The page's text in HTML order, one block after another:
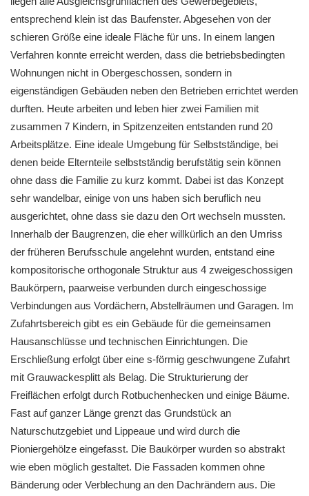
entsprechend klein ist das Baufenster. Abgesehen von der
schieren Größe eine ideale Fläche für uns. In einem langen
Verfahren konnte erreicht werden, dass die betriebsbedingten
Wohnungen nicht in Obergeschossen, sondern in
eigenständigen Gebäuden neben den Betrieben errichtet werden
durften. Heute arbeiten und leben hier zwei Familien mit
zusammen 7 Kindern, in Spitzenzeiten entstanden rund 20
Arbeitsplätze. Eine ideale Umgebung für Selbstständige, bei
denen beide Elternteile selbstständig berufstätig sein können
ohne dass die Familie zu kurz kommt. Dabei ist das Konzept
sehr wandelbar, einige von uns haben sich beruflich neu
ausgerichtet, ohne dass sie dazu den Ort wechseln mussten.
Innerhalb der Baugrenzen, die eher willkürlich an den Umriss
der früheren Berufsschule angelehnt wurden, entstand eine
kompositorische orthogonale Struktur aus 4 zweigeschossigen
Baukörpern, paarweise verbunden durch eingeschossige
Verbindungen aus Vordächern, Abstellräumen und Garagen. Im
Zufahrtsbereich gibt es ein Gebäude für die gemeinsamen
Hausanschlüsse und technischen Einrichtungen. Die
Erschließung erfolgt über eine s-förmig geschwungene Zufahrt
mit Grauwackesplitt als Belag. Die Strukturierung der
Freiflächen erfolgt durch Rotbuchenhecken und einige Bäume.
Fast auf ganzer Länge grenzt das Grundstück an
Naturschutzgebiet und Lippeaue und wird durch die
Pioniergehölze eingefasst. Die Baukörper wurden so abstrakt
wie eben möglich gestaltet. Die Fassaden kommen ohne
Bänderung oder Verblechung an den Dachrändern aus. Die